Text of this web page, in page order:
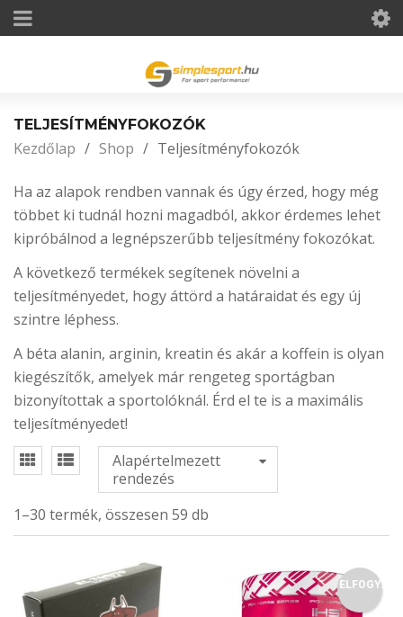
TELJESÍTMÉNYFOKOZÓK
Kezdőlap / Shop / Teljesítményfokozók
Ha az alapok rendben vannak és úgy érzed, hogy még
többet ki tudnál hozni magadból, akkor érdemes lehet
kipróbálnod a legnépszerűbb teljesítmény fokozókat.
A következő termékek segítenek növelni a
teljesítményedet, hogy áttörd a határaidat és egy új
szintre léphess.
A béta alanin, arginin, kreatin és akár a koffein is olyan
kiegészítők, amelyek már rengeteg sportágban
bizonyítottak a sportolóknál. Érd el te is a maximális
teljesítményedet!
Alapértelmezett
rendezés
1–30 termék, összesen 59 db
ELFOGY.